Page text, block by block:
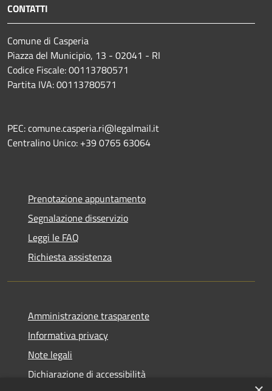
CONTATTI
Comune di Casperia
Piazza del Municipio, 13 - 02041 - RI
Codice Fiscale: 00113780571
Partita IVA: 00113780571
PEC: comune.casperia.ri@legalmail.it
Centralino Unico: +39 0765 63064
Prenotazione appuntamento
Segnalazione disservizio
Leggi le FAQ
Richiesta assistenza
Amministrazione trasparente
Informativa privacy
Note legali
Dichiarazione di accessibilità